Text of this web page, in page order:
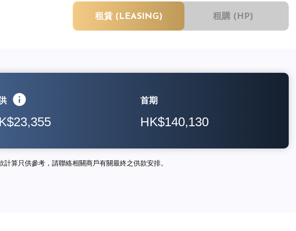
租賃 (LEASING) 租購 (HP)
首期
HK$140,130
計算只供參考，請聯絡相關商戶有關最終之供款安排。